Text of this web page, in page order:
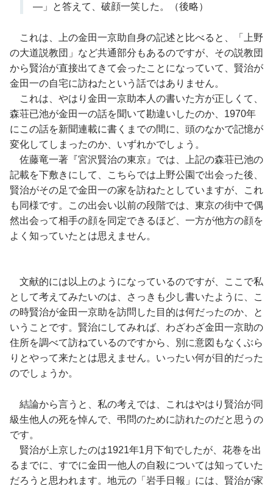
―」と答えて、破顔一笑した。（後略）
これは、上の金田一京助自身の記述と比べると、「上野
の大道説教団」など共通部分もあるのですが、その説教団
から賢治が直接出てきて会ったことになっていて、賢治が
金田一の自宅に訪ねたという話ではありません。
これは、やはり金田一京助本人の書いた方が正しくて、
森荘已池が金田一の話を聞いて勘違いしたのか、1970年
にこの話を新聞連載に書くまでの間に、頭のなかで記憶が
変化してしまったのか、いずれかでしょう。
佐藤竜一著『宮沢賢治の東京』では、上記の森荘已池の
記載を下敷きにして、こちらでは上野公園で出会った後、
賢治がその足で金田一の家を訪ねたとしていますが、これ
も同様です。この出会い以前の段階では、東京の街中で偶
然出会って相手の顔を同定できるほど、一方が他方の顔を
よく知っていたとは思えません。
文献的には以上のようになっているのですが、ここで私
として考えてみたいのは、さっきも少し書いたように、こ
の時賢治が金田一京助を訪問した目的は何だったのか、と
いうことです。賢治にしてみれば、わざわざ金田一京助の
住所を調べて訪ねているのですから、別に意図もなくぶら
りとやって来たとは思えません。いったい何が目的だった
のでしょうか。
結論から言うと、私の考えでは、これはやはり賢治が同
級生他人の死を悼んで、弔問のために訪れたのだと思うの
です。
賢治が上京したのは1921年1月下旬でしたが、花巻を出
るまでに、すでに金田一他人の自殺については知っていた
だろうと思われます。地元の「岩手日報」には、賢治が家